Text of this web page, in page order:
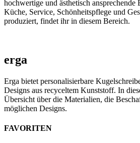
hochwertige und ästhetisch
Küche, Service, Schönheitspflege und
produziert, findet ihr in diesem Bereich.
erga
Erga bietet personalisierbare
Designs aus recyceltem Kunststoff. In
Übersicht über die Materialien, die
möglichen Designs.
FAVORITEN